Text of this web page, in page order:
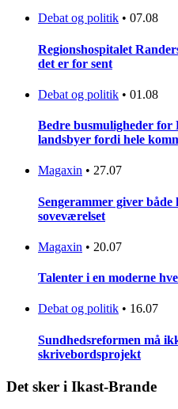
Debat og politik • 07.08
Regionshospitalet
det er for sent
Debat og politik • 01.08
Bedre busmuligheder for
landsbyer fordi hele
Magaxin • 27.07
Sengerammer giver
soveværelset
Magaxin • 20.07
Talenter i en moderne
Debat og politik • 16.07
Sundhedsreformen må
skrivebordsprojekt
Det sker i Ikast-Brande